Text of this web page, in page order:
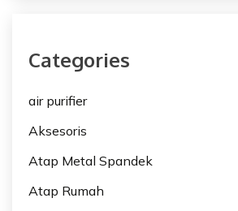
Categories
air purifier
Aksesoris
Atap Metal Spandek
Atap Rumah